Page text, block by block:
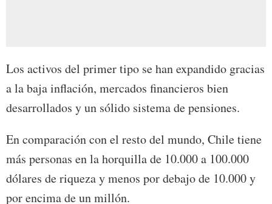
Los activos del primer tipo se han expandido gracias
a la baja inflación, mercados financieros bien
desarrollados y un sólido sistema de pensiones.
En comparación con el resto del mundo, Chile tiene
más personas en la horquilla de 10.000 a 100.000
dólares de riqueza y menos por debajo de 10.000 y
por encima de un millón.